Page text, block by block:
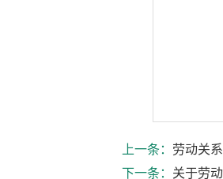
上一条： 劳动关
下一条： 关于劳